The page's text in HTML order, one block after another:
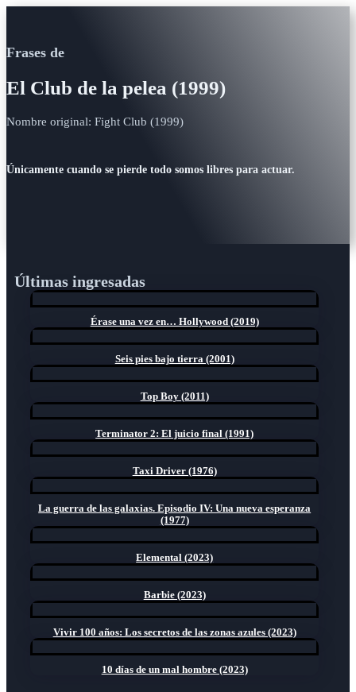
Frases de
El Club de la pelea (1999)
Nombre original: Fight Club (1999)
Únicamente cuando se pierde todo somos libres para actuar.
Últimas ingresadas
Érase una vez en… Hollywood (2019)
Seis pies bajo tierra (2001)
Top Boy (2011)
Terminator 2: El juicio final (1991)
Taxi Driver (1976)
La guerra de las galaxias. Episodio IV: Una nueva esperanza
(1977)
Elemental (2023)
Barbie (2023)
Vivir 100 años: Los secretos de las zonas azules (2023)
10 días de un mal hombre (2023)